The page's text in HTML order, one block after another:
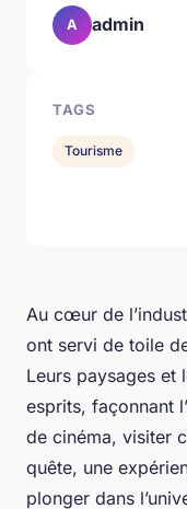
Au cœur de
ont servi de toile
Leurs paysages et
esprits, façonnant
de cinéma, visiter
quête, une
plonger dans
A admin
TAGS
Tourisme